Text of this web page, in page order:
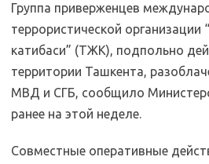
Группа приверженцев
террористической организации
катибаси” (ТЖК), подпольно
территории Ташкента,
МВД и СГБ, сообщило
ранее на этой неделе.
Совместные оперативные